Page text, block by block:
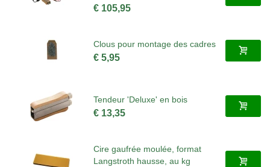
€ 105,95
Clous pour montage des cadres
€ 5,95
Tendeur 'Deluxe' en bois
€ 13,35
Cire gaufrée moulée, format
Langstroth hausse, au kg